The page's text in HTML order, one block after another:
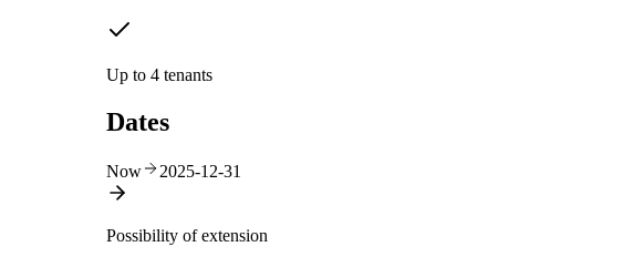
Up to 4 tenants
Dates
Now 2025-12-31
Possibility of extension